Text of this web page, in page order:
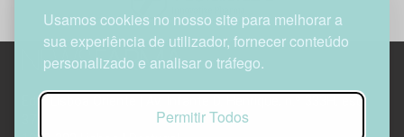
Usamos cookies no nosso site para melhorar a
sua experiência de utilizador, fornecer conteúdo
personalizado e analisar o tráfego.
Permitir Todos
Edif. Lisboa Oriente | Av. Infante D. Henrique, n.º 333H, esc.